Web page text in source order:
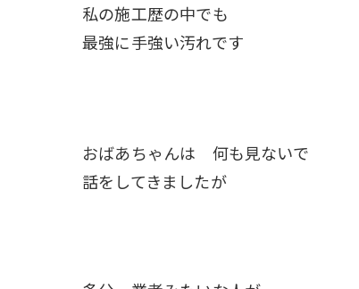
私の施工歴の中でも
最強に手強い汚れです
おばあちゃんは 何も見ないで
話をしてきましたが